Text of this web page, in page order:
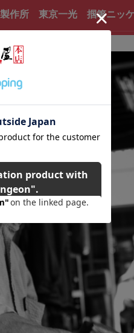
製作所 東京一光 掴箸ニッ